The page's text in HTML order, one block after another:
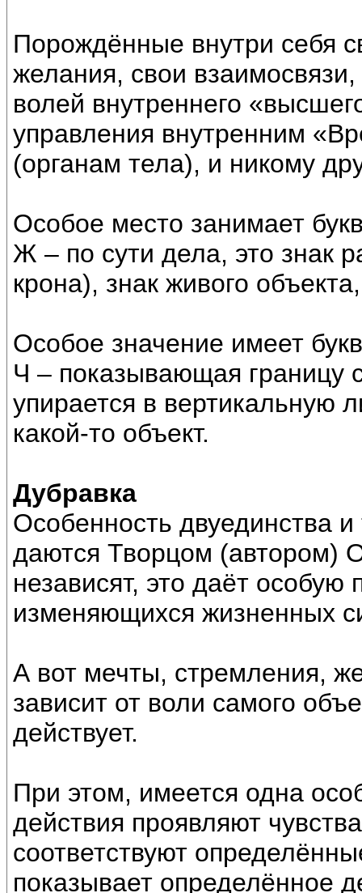
Порождённые внутри себя
желания, свои
волей внутреннего
управления внутренним
(органам тела), и никому
Особое место занимает
Ж – по сути дела, это знак
крона), знак живого
Особое значение имеет
Ч – показывающая границу
упирается в вертикальную
какой-то объект.
Дубравка
Особенность двуединства
даются Творцом (автором)
независят, это даёт особую
изменяющихся жизненных
А вот мечты, стремления,
зависит от воли самого
действует.
При этом, имеется одна
действия проявляют
соответствуют
показывает определённое